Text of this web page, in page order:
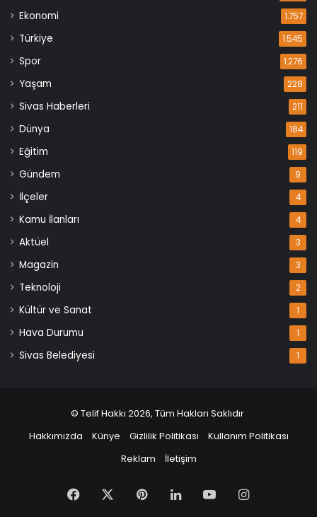
Ekonomi 1.757
Türkiye 1.545
Spor 1.276
Yaşam 228
Sivas Haberleri 211
Dünya 184
Eğitim 119
Gündem 9
İlçeler 4
Kamu İlanları 4
Aktüel 3
Magazin 3
Teknoloji 2
Kültür ve Sanat 1
Hava Durumu 1
Sivas Belediyesi 1
© Telif Hakkı 2026, Tüm Hakları Saklıdır
Hakkımızda
Künye Gizlilik Politikası
Kullanım Politikası
Reklam
İletişim
Facebook PinterestLinkedInYouTubeInstagram